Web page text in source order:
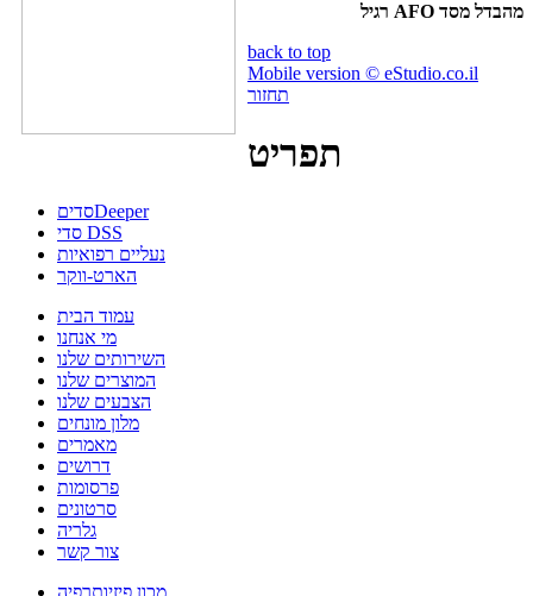
מהבדל מסד AFO רגיל
back to top
Mobile version © eStudio.co.il
תחזור
תפריט
סדיםDeeper
סדי DSS
נעליים רפואיות
הארט-ווקר
עמוד הבית
מי אנחנו
השירותים שלנו
המוצרים שלנו
הצבעים שלנו
מלון מונחים
מאמרים
דרושים
פרסומות
סרטונים
גלריה
צור קשר